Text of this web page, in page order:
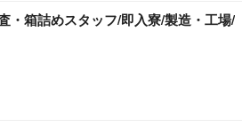
・箱詰めスタッフ/即入寮/製造・工場/